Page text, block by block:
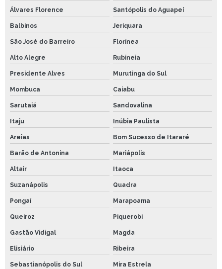
Álvares Florence Santópolis do Aguapeí
Balbinos Jeriquara
São José do Barreiro Florínea
Alto Alegre Rubineia
Presidente Alves Murutinga do Sul
Mombuca Caiabu
Sarutaiá Sandovalina
Itaju Inúbia Paulista
Areias Bom Sucesso de Itararé
Barão de Antonina Mariápolis
Altair Itaoca
Suzanápolis Quadra
Pongaí Marapoama
Queiroz Piquerobi
Gastão Vidigal Magda
Elisiário Ribeira
Sebastianópolis do Sul Mira Estrela